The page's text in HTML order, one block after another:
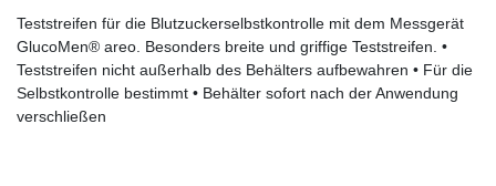
Teststreifen für die Blutzuckerselbstkontrolle mit dem Messgerät
GlucoMen® areo. Besonders breite und griffige Teststreifen. •
Teststreifen nicht außerhalb des Behälters aufbewahren • Für die
Selbstkontrolle bestimmt • Behälter sofort nach der Anwendung
verschließen